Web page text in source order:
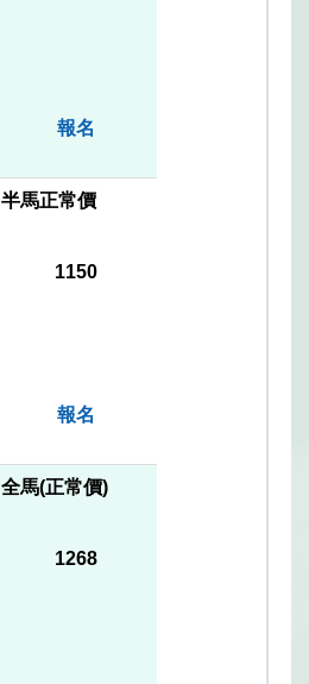
報名
半馬正常價
1150
報名
全馬(正常價)
1268